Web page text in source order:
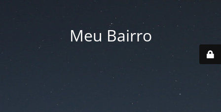
Meu Bairro